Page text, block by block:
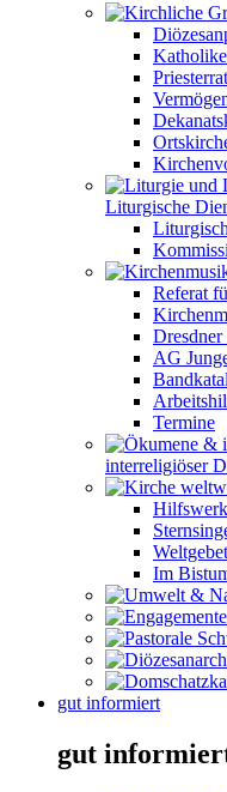
Priesterrat
Liturgische
Referat
AG
Termine
interreligiöser
Im
gut informiert
gut